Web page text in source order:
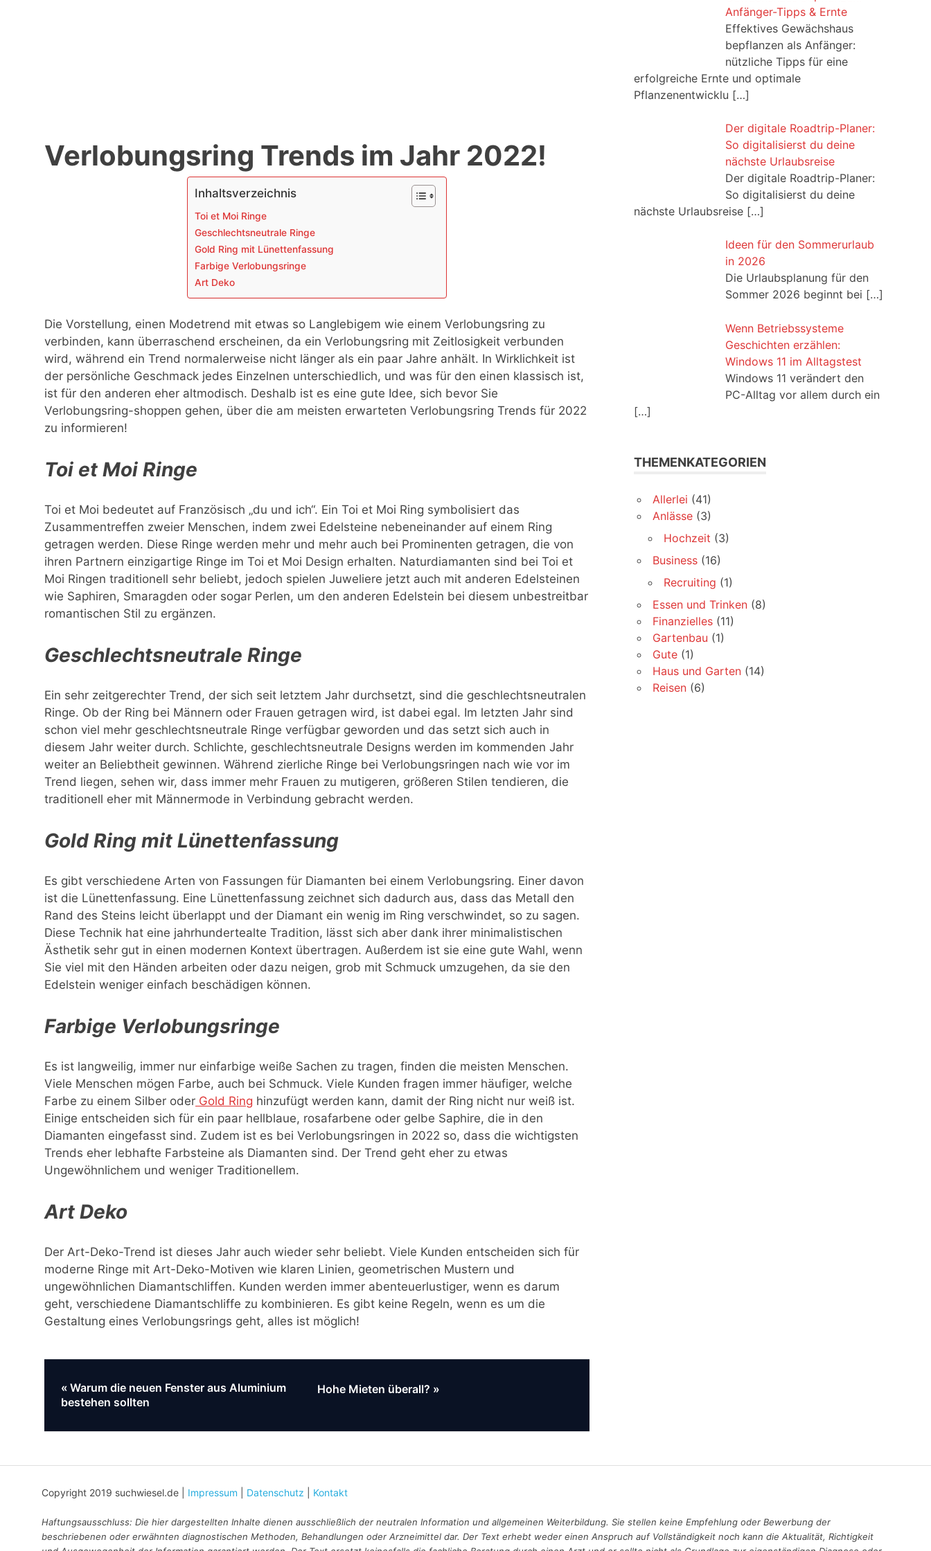
Verlobungsring Trends im Jahr 2022!
Inhaltsverzeichnis
Toi et Moi Ringe
Geschlechtsneutrale Ringe
Gold Ring mit Lünettenfassung
Farbige Verlobungsringe
Art Deko
Die Vorstellung, einen Modetrend mit etwas so Langlebigem wie einem Verlobungsring zu
verbinden, kann überraschend erscheinen, da ein Verlobungsring mit Zeitlosigkeit verbunden
wird, während ein Trend normalerweise nicht länger als ein paar Jahre anhält. In Wirklichkeit ist
der persönliche Geschmack jedes Einzelnen unterschiedlich, und was für den einen klassisch ist,
ist für den anderen eher altmodisch. Deshalb ist es eine gute Idee, sich bevor Sie
Verlobungsring-shoppen gehen, über die am meisten erwarteten Verlobungsring Trends für 2022
zu informieren!
Toi et Moi Ringe
Toi et Moi bedeutet auf Französisch „du und ich“. Ein Toi et Moi Ring symbolisiert das
Zusammentreffen zweier Menschen, indem zwei Edelsteine nebeneinander auf einem Ring
getragen werden. Diese Ringe werden mehr und mehr auch bei Prominenten getragen, die von
ihren Partnern einzigartige Ringe im Toi et Moi Design erhalten. Naturdiamanten sind bei Toi et
Moi Ringen traditionell sehr beliebt, jedoch spielen Juweliere jetzt auch mit anderen Edelsteinen
wie Saphiren, Smaragden oder sogar Perlen, um den anderen Edelstein bei diesem unbestreitbar
romantischen Stil zu ergänzen.
Geschlechtsneutrale Ringe
Ein sehr zeitgerechter Trend, der sich seit letztem Jahr durchsetzt, sind die geschlechtsneutralen
Ringe. Ob der Ring bei Männern oder Frauen getragen wird, ist dabei egal. Im letzten Jahr sind
schon viel mehr geschlechtsneutrale Ringe verfügbar geworden und das setzt sich auch in
diesem Jahr weiter durch. Schlichte, geschlechtsneutrale Designs werden im kommenden Jahr
weiter an Beliebtheit gewinnen. Während zierliche Ringe bei Verlobungsringen nach wie vor im
Trend liegen, sehen wir, dass immer mehr Frauen zu mutigeren, größeren Stilen tendieren, die
traditionell eher mit Männermode in Verbindung gebracht werden.
Gold Ring mit Lünettenfassung
Es gibt verschiedene Arten von Fassungen für Diamanten bei einem Verlobungsring. Einer davon
ist die Lünettenfassung. Eine Lünettenfassung zeichnet sich dadurch aus, dass das Metall den
Rand des Steins leicht überlappt und der Diamant ein wenig im Ring verschwindet, so zu sagen.
Diese Technik hat eine jahrhundertealte Tradition, lässt sich aber dank ihrer minimalistischen
Ästhetik sehr gut in einen modernen Kontext übertragen. Außerdem ist sie eine gute Wahl, wenn
Sie viel mit den Händen arbeiten oder dazu neigen, grob mit Schmuck umzugehen, da sie den
Edelstein weniger einfach beschädigen können.
Farbige Verlobungsringe
Es ist langweilig, immer nur einfarbige weiße Sachen zu tragen, finden die meisten Menschen.
Viele Menschen mögen Farbe, auch bei Schmuck. Viele Kunden fragen immer häufiger, welche
Farbe zu einem Silber oder Gold Ring hinzufügt werden kann, damit der Ring nicht nur weiß ist.
Einige entscheiden sich für ein paar hellblaue, rosafarbene oder gelbe Saphire, die in den
Diamanten eingefasst sind. Zudem ist es bei Verlobungsringen in 2022 so, dass die wichtigsten
Trends eher lebhafte Farbsteine als Diamanten sind. Der Trend geht eher zu etwas
Ungewöhnlichem und weniger Traditionellem.
Art Deko
Der Art-Deko-Trend ist dieses Jahr auch wieder sehr beliebt. Viele Kunden entscheiden sich für
moderne Ringe mit Art-Deko-Motiven wie klaren Linien, geometrischen Mustern und
ungewöhnlichen Diamantschliffen. Kunden werden immer abenteuerlustiger, wenn es darum
geht, verschiedene Diamantschliffe zu kombinieren. Es gibt keine Regeln, wenn es um die
Gestaltung eines Verlobungsrings geht, alles ist möglich!
Beitragsnavigation
Vorheriger
Beitrag:
Warum die neuen Fenster aus Aluminium
bestehen sollten
Nächster
Hohe Mieten überall?
Anfänger-Tipps & Ernte
Effektives Gewächshaus
bepflanzen als Anfänger:
nützliche Tipps für eine
erfolgreiche Ernte und optimale
Pflanzenentwicklu […]
Der digitale Roadtrip-Planer:
So digitalisierst du deine
nächste Urlaubsreise
Der digitale Roadtrip-Planer:
So digitalisierst du deine
nächste Urlaubsreise […]
Ideen für den Sommerurlaub
in 2026
Die Urlaubsplanung für den
Sommer 2026 beginnt bei […]
Wenn Betriebssysteme
Geschichten erzählen:
Windows 11 im Alltagstest
Windows 11 verändert den
PC-Alltag vor allem durch ein
[…]
THEMENKATEGORIEN
Allerlei (41)
Anlässe (3)
Hochzeit (3)
Business (16)
Recruiting (1)
Essen und Trinken (8)
Finanzielles (11)
Gartenbau (1)
Gute (1)
Haus und Garten (14)
Reisen (6)
Copyright 2019 suchwiesel.de | Impressum Datenschutz Kontakt
Haftungsausschluss: Die hier dargestellten Inhalte dienen ausschließlich der neutralen Information und allgemeinen Weiterbildung. Sie stellen keine Empfehlung oder Bewerbung der
beschriebenen oder erwähnten diagnostischen Methoden, Behandlungen oder Arzneimittel dar. Der Text erhebt weder einen Anspruch auf Vollständigkeit noch kann die Aktualität, Richtigkeit